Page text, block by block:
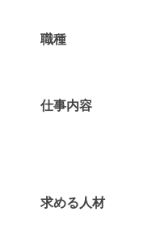
職種
仕事内容
求める人材